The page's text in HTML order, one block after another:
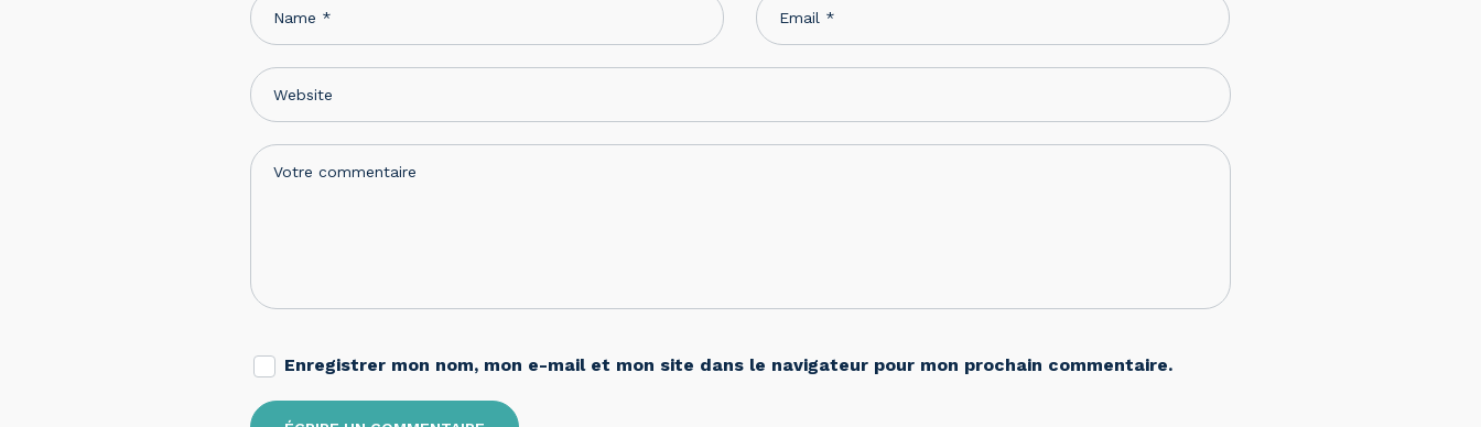
Enregistrer mon nom, mon e-mail et mon site dans le navigateur pour mon prochain commentaire.